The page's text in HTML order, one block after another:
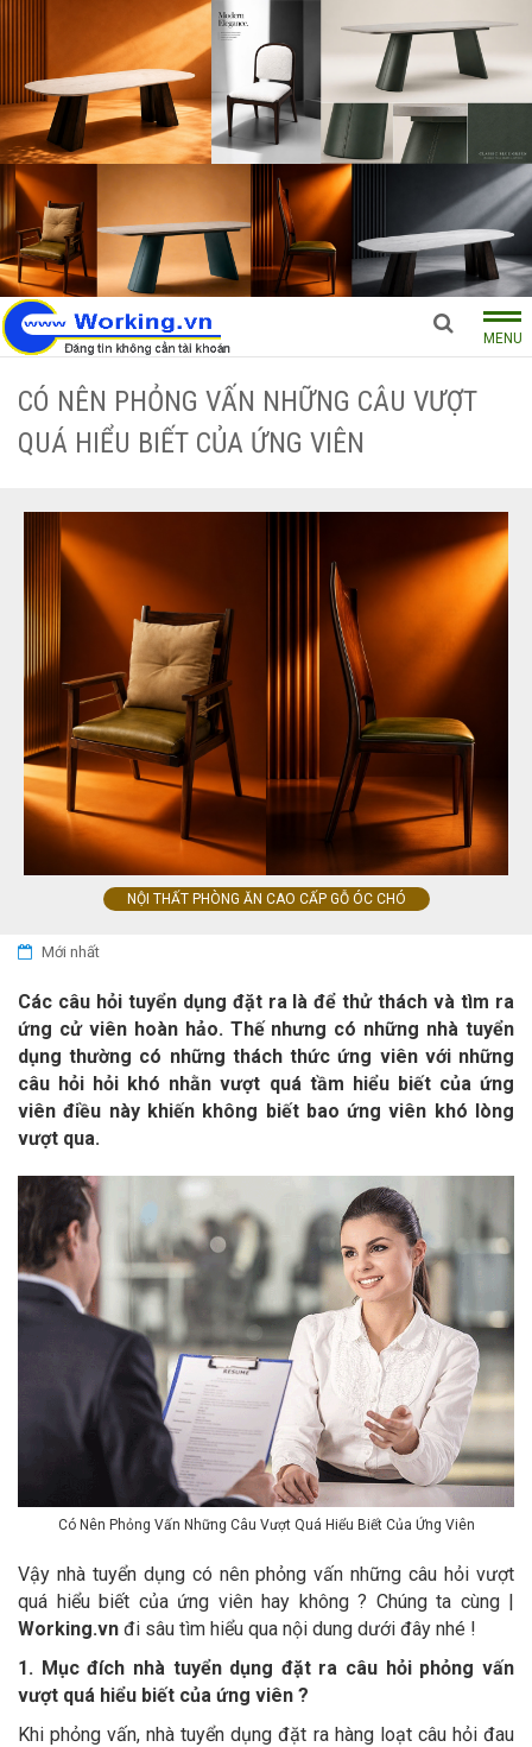
MENU
CÓ NÊN PHỎNG VẤN NHỮNG CÂU VƯỢT
QUÁ HIỂU BIẾT CỦA ỨNG VIÊN
NỘI THẤT PHÒNG ĂN CAO CẤP GỖ ÓC CHÓ
Mới nhất
Các câu hỏi tuyển dụng đặt ra là để thử thách và tìm ra
ứng cử viên hoàn hảo. Thế nhưng có những nhà tuyển
dụng thường có những thách thức ứng viên với những
câu hỏi hỏi khó nhằn vượt quá tầm hiểu biết của ứng
viên điều này khiến không biết bao ứng viên khó lòng
vượt qua.
Có Nên Phỏng Vấn Những Câu Vượt Quá Hiểu Biết Của Ứng Viên
Vậy nhà tuyển dụng có nên phỏng vấn những câu hỏi vượt
quá hiểu biết của ứng viên hay không ? Chúng ta cùng |
Working.vn đi sâu tìm hiểu qua nội dung dưới đây nhé !
1. Mục đích nhà tuyển dụng đặt ra câu hỏi phỏng vấn
vượt quá hiểu biết của ứng viên ?
Khi phỏng vấn, nhà tuyển dụng đặt ra hàng loạt câu hỏi đau